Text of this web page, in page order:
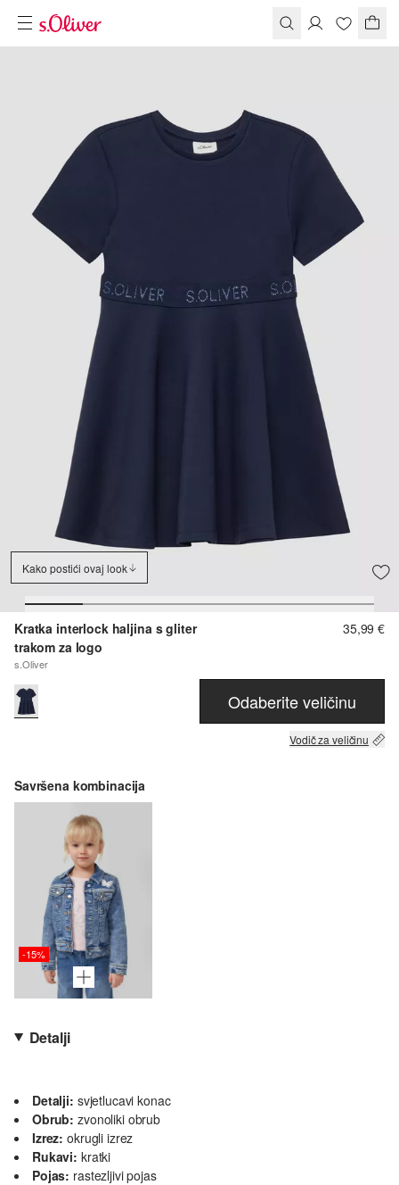
Kako postići ovaj look
Kratka interlock haljina s gliter
trakom za logo
s.Oliver
35,99 €
Odaberite veličinu
Vodič za veličinu
Savršena kombinacija
-15%
Detalji
Detalji: svjetlucavi konac
Obrub: zvonoliki obrub
Izrez: okrugli izrez
Rukavi: kratki
Pojas: rastezljivi pojas